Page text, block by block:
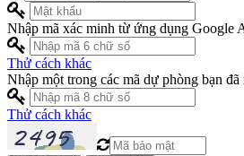
Nhập mã xác minh từ ứng dụng Google
Thử cách khác
Nhập một trong các mã dự phòng bạn đã
Thử cách khác